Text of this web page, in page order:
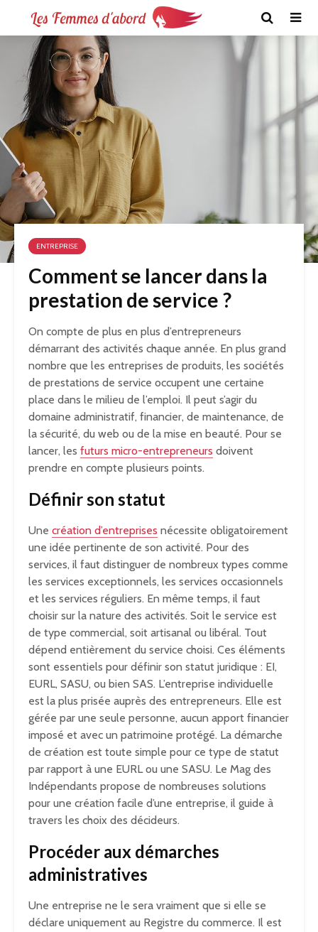
ENTREPRISE
Comment se lancer dans la
prestation de service ?
On compte de plus en plus d’entrepreneurs
démarrant des activités chaque année. En plus grand
nombre que les entreprises de produits, les sociétés
de prestations de service occupent une certaine
place dans le milieu de l’emploi. Il peut s’agir du
domaine administratif, financier, de maintenance, de
la sécurité, du web ou de la mise en beauté. Pour se
lancer, les futurs micro-entrepreneurs doivent
prendre en compte plusieurs points.
Définir son statut
Une création d’entreprises nécessite obligatoirement
une idée pertinente de son activité. Pour des
services, il faut distinguer de nombreux types comme
les services exceptionnels, les services occasionnels
et les services réguliers. En même temps, il faut
choisir sur la nature des activités. Soit le service est
de type commercial, soit artisanal ou libéral. Tout
dépend entièrement du service choisi. Ces éléments
sont essentiels pour définir son statut juridique : EI,
EURL, SASU, ou bien SAS. L’entreprise individuelle
est la plus prisée auprès des entrepreneurs. Elle est
gérée par une seule personne, aucun apport financier
imposé et avec un patrimoine protégé. La démarche
de création est toute simple pour ce type de statut
par rapport à une EURL ou une SASU. Le Mag des
Indépendants propose de nombreuses solutions
pour une création facile d’une entreprise, il guide à
travers les choix des décideurs.
Procéder aux démarches
administratives
Une entreprise ne le sera vraiment que si elle se
déclare uniquement au Registre du commerce. Il est